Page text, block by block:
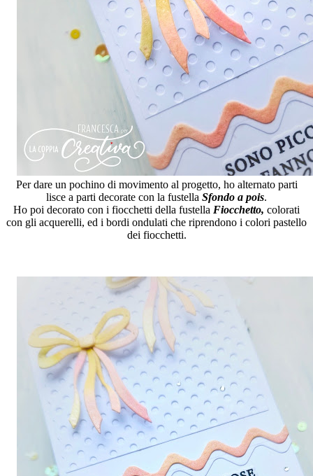
Per dare un pochino di movimento al progetto, ho alternato parti
lisce a parti decorate con la fustella Sfondo a pois.
Ho poi decorato con i fiocchetti della fustella Fiocchetto, colorati
con gli acquerelli, ed i bordi ondulati che riprendono i colori pastello
dei fiocchetti.